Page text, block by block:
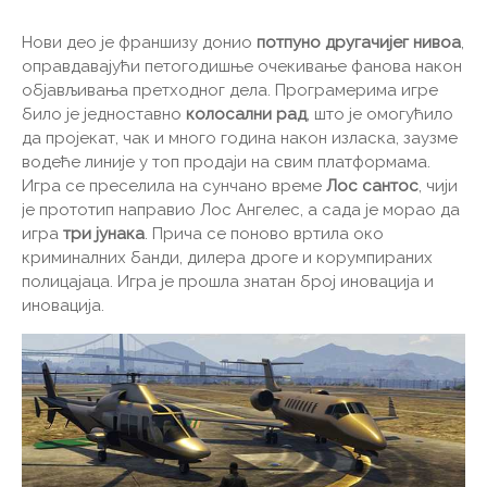
Нови део је франшизу донио потпуно другачијег нивоа,
оправдавајући петогодишње очекивање фанова након
објављивања претходног дела. Програмерима игре
било је једноставно колосални рад, што је омогућило
да пројекат, чак и много година након изласка, заузме
водеће линије у топ продаји на свим платформама.
Игра се преселила на сунчано време Лос сантос, чији
је прототип направио Лос Ангелес, а сада је морао да
игра три јунака. Прича се поново вртила око
криминалних банди, дилера дроге и корумпираних
полицајаца. Игра је прошла знатан број иновација и
иновација.